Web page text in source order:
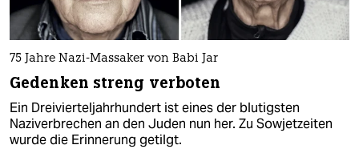
75 Jahre Nazi-Massaker von Babi Jar
Gedenken streng verboten
Ein Dreivierteljahrhundert ist eines der blutigsten
Naziverbrechen an den Juden nun her. Zu Sowjetzeiten
wurde die Erinnerung getilgt.